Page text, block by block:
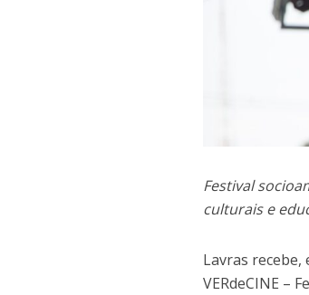
Festival
culturais e
Lavras recebe,
VERdeCINE –